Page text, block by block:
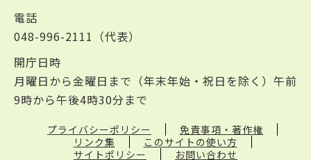
電話
048-996-2111（代表）
開庁日時
月曜日から金曜日まで（年末年始・祝日を除く）午前
9時から午後4時30分まで
プライバシーポリシー
免責事項・著作権
リンク集
このサイトの使い方
サイトポリシー
お問い合わせ